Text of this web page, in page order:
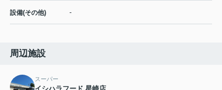
設備(その他) -
周辺施設
スーパー